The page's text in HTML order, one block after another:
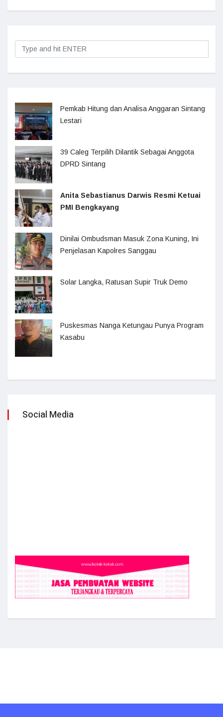
Pemkab Hitung dan Analisa Anggaran Sintang
Lestari
39 Caleg Terpilih Dilantik Sebagai Anggota
DPRD Sintang
Anita Sebastianus Darwis Resmi Ketuai
PMI Bengkayang
Dinilai Ombudsman Masuk Zona Kuning, Ini
Penjelasan Kapolres Sanggau
Solar Langka, Ratusan Supir Truk Demo
Puskesmas Nanga Ketungau Punya Program
Kasabu
Social Media